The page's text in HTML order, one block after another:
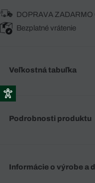
DOPRAVA ZADARMO
Bezplatné vrátenie
Veľkostná tabuľka
Podrobnosti produktu
Informácie o výrobe a